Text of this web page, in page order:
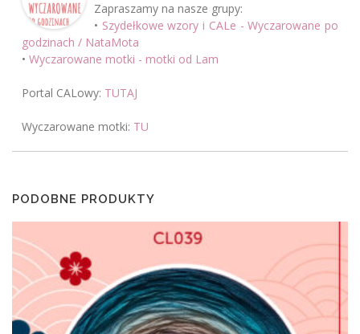
Zapraszamy na nasze grupy:
• Szydełkowe wzory i CALe - Wyczarowane po
godzinach / NataMota
• Wyczarowane motki - motki od Lam
Portal CALowy: TUTAJ
Wyczarowane motki: TU
PODOBNE PRODUKTY